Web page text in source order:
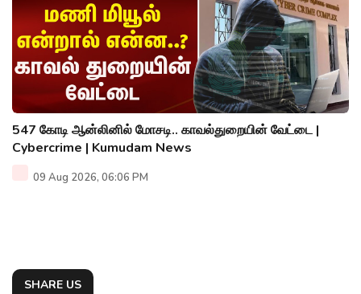
547 கோடி ஆன்லினில் மோசடி.. காவல்துறையின் வேட்டை |
Cybercrime | Kumudam News
09 Aug 2026, 06:06 PM
SHARE US